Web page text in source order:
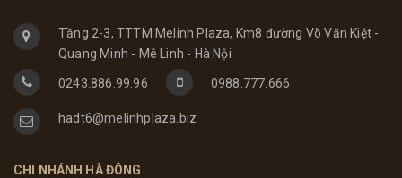
Tầng 2-3, TTTM Melinh Plaza, Km8 đường Võ Văn Kiệt -
Quang Minh - Mê Linh - Hà Nội
0243.886.99.96 0988.777.666
hadt6@melinhplaza.biz
CHI NHÁNH HÀ ĐÔNG